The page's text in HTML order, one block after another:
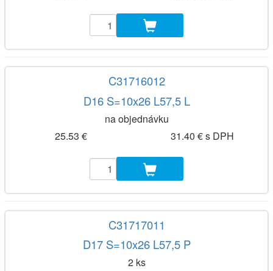
C31716012
D16 S=10x26 L57,5 L
na objednávku
25.53 €
31.40 € s DPH
C31717011
D17 S=10x26 L57,5 P
2 ks